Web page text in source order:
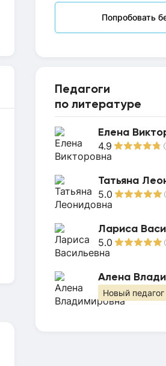
Попробовать
Педагоги
по литературе
Елена
4.9
Татьяна
5.0
Лариса
5.0
Алена
Новый педагог